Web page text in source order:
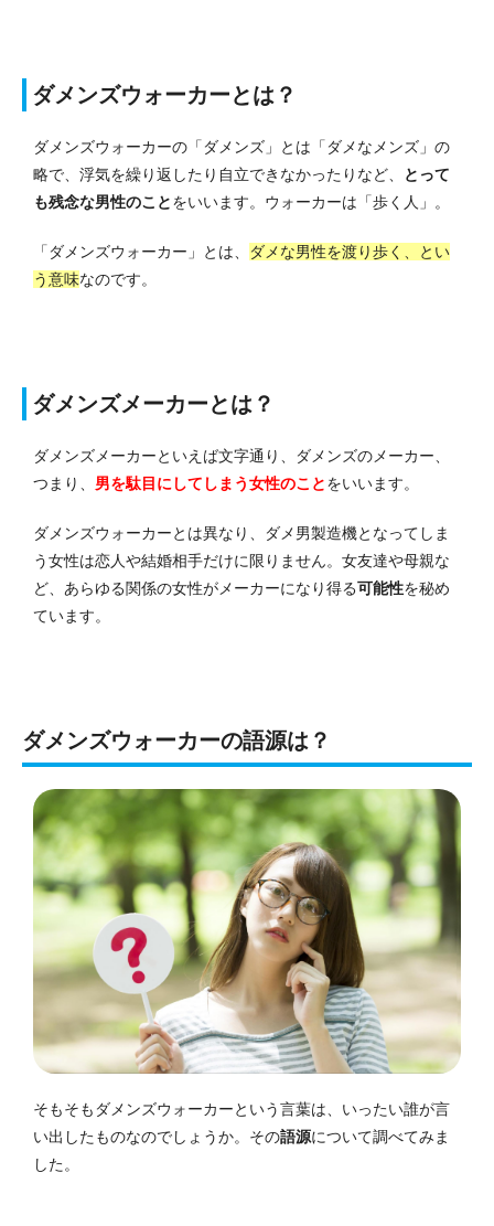
ダメンズウォーカーとは？
ダメンズウォーカーの「ダメンズ」とは「ダメなメンズ」の
略で、浮気を繰り返したり自立できなかったりなど、
とって
も残念な男性のことをいいます。ウォーカーは「歩く人」。
「ダメンズウォーカー」とは、
ダメな男性を渡り歩く、とい
う意味なのです。
ダメンズメーカーとは？
ダメンズメーカーといえば文字通り、ダメンズのメーカー、
つまり、 男を駄目にしてしまう女性のことをいいます。
ダメンズウォーカーとは異なり、ダメ男製造機となってしま
う女性は恋人や結婚相手だけに限りません。女友達や母親な
ど、あらゆる関係の女性がメーカーになり得る可能性を秘め
ています。
ダメンズウォーカーの語源は？
そもそもダメンズウォーカーという言葉は、いったい誰が言
い出したものなのでしょうか。その語源について調べてみま
した。